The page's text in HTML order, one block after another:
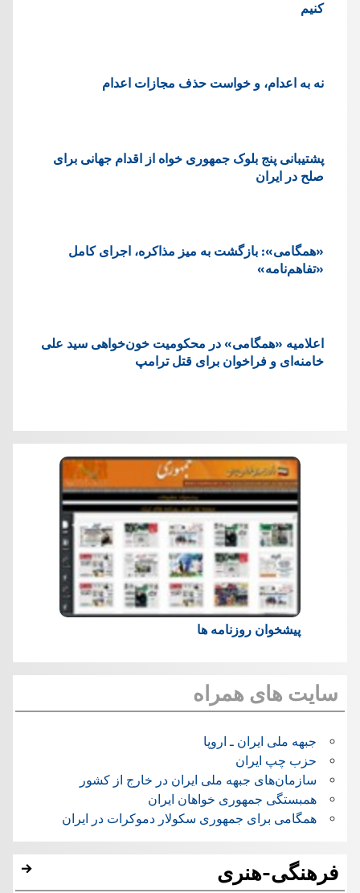
کنیم
نه به اعدام، و خواست حذف مجازات اعدام
پشتيبانی پنج بلوک جمهوری خواه از اقدام جهانی برای
صلح در ایران
«همگامی»: بازگشت به میز مذاکره، اجرای کامل
«تفاهم‌نامه»
اعلامیه «همگامی» در محکومیت خون‌خواهی سید علی
خامنه‌ای و فراخوان برای قتل ترامپ
پیشخوان روزنامه ها
سایت های همراه
جبهه ملی ایران ـ اروپا
حزب چپ ایران
سازمان‌های جبهه ملی ایران در خارج از کشور
همبستگی جمهوری خواهان ایران
همگامی برای جمهوری سکولار دموکرات در ایران
فرهنگی-هنری